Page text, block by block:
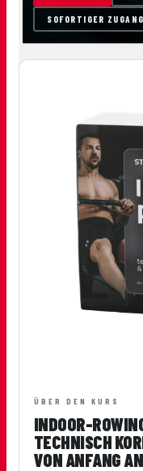
SOFORTIGER ZUGANG
ÜBER DEN KURS
INDOOR-
TECHNISCH
VON ANFANG